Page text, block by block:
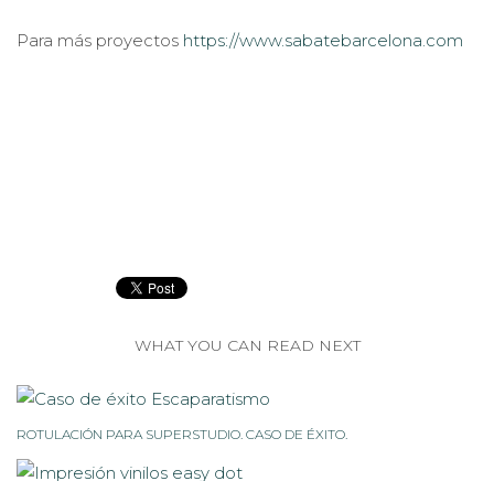
Para más proyectos https://www.sabatebarcelona.com
WHAT YOU CAN READ NEXT
ROTULACIÓN PARA SUPERSTUDIO. CASO DE ÉXITO.